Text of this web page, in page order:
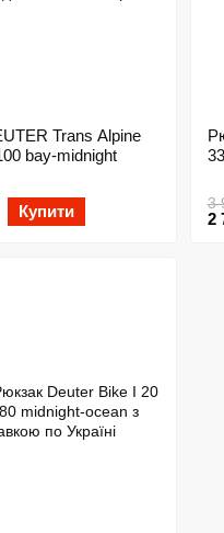
Trans Alpine
bay-midnight
Купити 3
2